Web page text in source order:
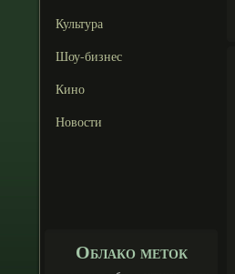
Культура
Шоу-бизнес
Кино
Новости
Облако меток